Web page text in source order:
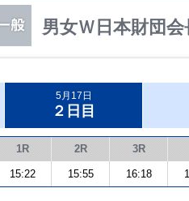
男女Ｗ日本財団
5月17日
２日目
1R 2R 3R
15:22 15:55 16:18